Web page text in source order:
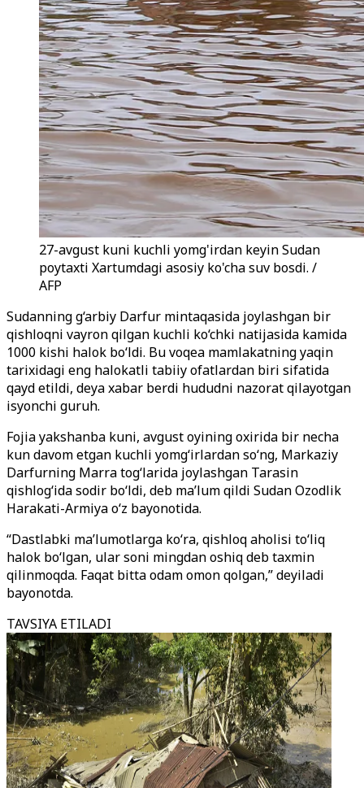
27-avgust kuni kuchli yomg'irdan keyin Sudan
poytaxti Xartumdagi asosiy ko'cha suv bosdi. /
AFP
Sudanning g‘arbiy Darfur mintaqasida joylashgan bir
qishloqni vayron qilgan kuchli ko‘chki natijasida kamida
1000 kishi halok bo‘ldi. Bu voqea mamlakatning yaqin
tarixidagi eng halokatli tabiiy ofatlardan biri sifatida
qayd etildi, deya xabar berdi hududni nazorat qilayotgan
isyonchi guruh.
Fojia yakshanba kuni, avgust oyining oxirida bir necha
kun davom etgan kuchli yomg‘irlardan so‘ng, Markaziy
Darfurning Marra tog‘larida joylashgan Tarasin
qishlog‘ida sodir bo‘ldi, deb ma’lum qildi Sudan Ozodlik
Harakati-Armiya o‘z bayonotida.
“Dastlabki ma’lumotlarga ko‘ra, qishloq aholisi to‘liq
halok bo‘lgan, ular soni mingdan oshiq deb taxmin
qilinmoqda. Faqat bitta odam omon qolgan,” deyiladi
bayonotda.
TAVSIYA ETILADI